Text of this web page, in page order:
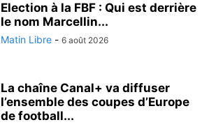
Election à la FBF : Qui est derrière
le nom Marcellin...
Matin Libre - 6 août 2026
La chaîne Canal+ va diffuser
l’ensemble des coupes d’Europe
de football...